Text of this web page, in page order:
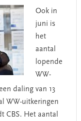
Ook in
juni is
het
aantal
lopende
WW-
daling van 13
WW-uitkeringen
CBS. Het aantal